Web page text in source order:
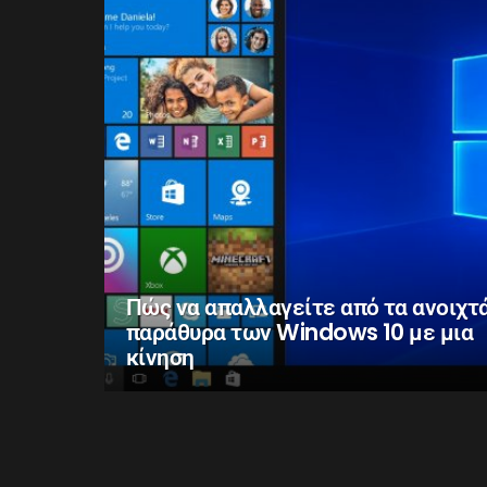
Πώς να απαλλαγείτε από τα
παράθυρα των Windows 10 με μια
κίνηση